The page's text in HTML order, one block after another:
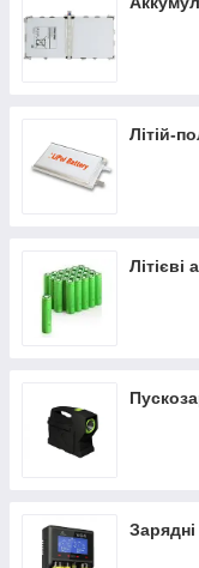
Літій-
Літієві